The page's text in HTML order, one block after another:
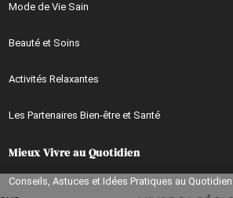
Continuer sans accepter
Mode de Vie Sain
Beauté et Soins
Activités Relaxantes
Les Partenaires Bien-être et Santé
Mieux Vivre au Quotidien
Conseils, Astuces et Idées Pratiques au Quotidien